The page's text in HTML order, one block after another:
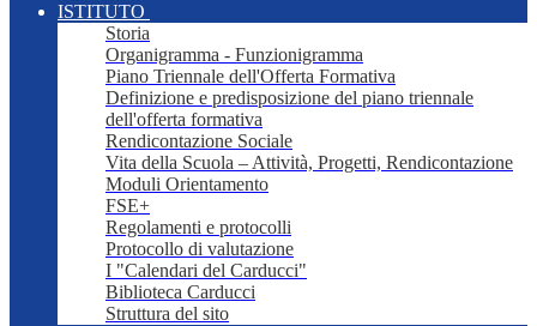
ISTITUTO
Storia
Organigramma - Funzionigramma
Piano Triennale dell'Offerta Formativa
Definizione e predisposizione del piano triennale
dell'offerta formativa
Rendicontazione Sociale
Vita della Scuola – Attività, Progetti, Rendicontazione
Moduli Orientamento
FSE+
Regolamenti e protocolli
Protocollo di valutazione
I "Calendari del Carducci"
Biblioteca Carducci
Struttura del sito